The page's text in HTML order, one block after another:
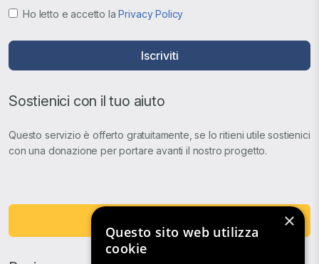
Ho letto e accetto laPrivacy Policy
Iscriviti
Sostienici con il tuo aiuto
Questo servizio è offerto gratuitamente, se lo ritieni utile sostienici
con una donazione per portare avanti il nostro progetto.
×
Questo sito web utilizza
cookie